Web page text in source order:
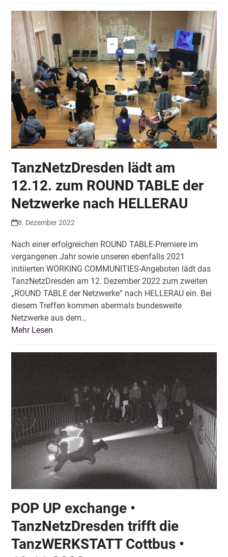
TanzNetzDresden lädt am
12.12. zum ROUND TABLE der
Netzwerke nach HELLERAU
8. Dezember 2022
Nach einer erfolgreichen ROUND TABLE-Premiere im
vergangenen Jahr sowie unseren ebenfalls 2021
initiierten WORKING COMMUNITIES-Angeboten lädt das
TanzNetzDresden am 12. Dezember 2022 zum zweiten
„ROUND TABLE der Netzwerke“ nach HELLERAU ein. Bei
diesem Treffen kommen abermals bundesweite
Netzwerke aus dem…
Mehr Lesen
POP UP exchange •
TanzNetzDresden trifft die
TanzWERKSTATT Cottbus •